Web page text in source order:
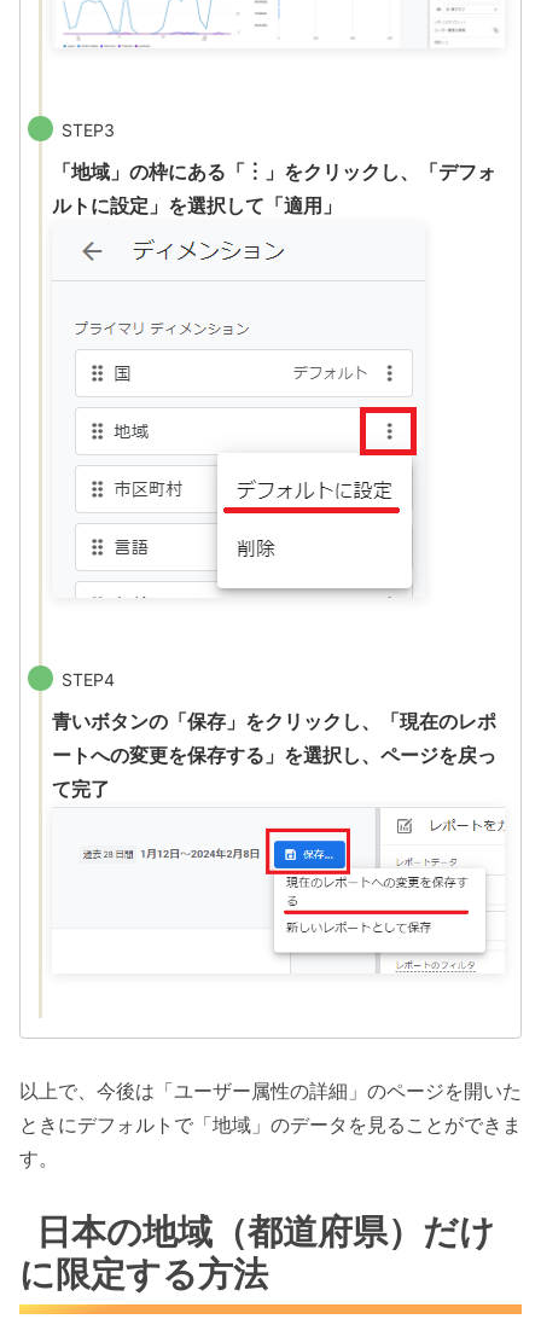
STEP3
「地域」の枠にある「︙」をクリックし、「デフォ
ルトに設定」を選択して「適用」
STEP4
青いボタンの「保存」をクリックし、「現在のレポ
ートへの変更を保存する」を選択し、ページを戻っ
て完了
以上で、今後は「ユーザー属性の詳細」のページを開いた
ときにデフォルトで「地域」のデータを見ることができま
す。
日本の地域（都道府県）だけ
に限定する方法